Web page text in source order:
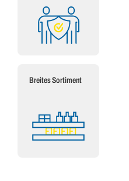
Breites Sortiment